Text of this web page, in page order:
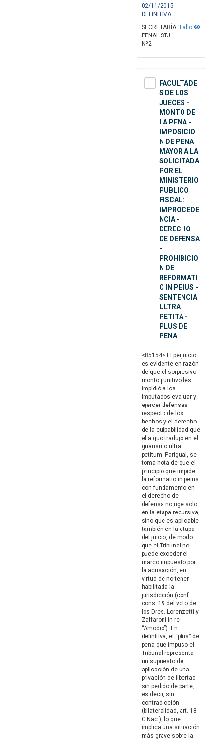
02/11/2015 -
DEFINITIVA
Fallo
SECRETARÍA
PENAL STJ
Nº2
FACULTADE
S DE LOS
JUECES -
MONTO DE
LA PENA -
IMPOSICIO
N DE PENA
MAYOR A LA
SOLICITADA
POR EL
MINISTERIO
PUBLICO
FISCAL:
IMPROCEDE
NCIA -
DERECHO
DE DEFENSA
-
PROHIBICIO
N DE
REFORMATI
O IN PEIUS -
SENTENCIA
ULTRA
PETITA -
PLUS DE
PENA
<85154> El perjuicio
es evidente en razón
de que el sorpresivo
monto punitivo les
impidió a los
imputados evaluar y
ejercer defensas
respecto de los
hechos y el derecho
de la culpabilidad que
el a quo tradujo en el
guarismo ultra
petitum. Parigual, se
toma nota de que el
principio que impide
la reformatio in peius
con fundamento en
el derecho de
defensa no rige solo
en la etapa recursiva,
sino que es aplicable
también en la etapa
del juicio, de modo
que el Tribunal no
puede exceder el
marco impuesto por
la acusación, en
virtud de no tener
habilitada la
jurisdicción (conf.
cons. 19 del voto de
los Dres. Lorenzetti y
Zaffaroni in re
“Amodio”). En
definitiva, el “plus” de
pena que impuso el
Tribunal representa
un supuesto de
aplicación de una
privación de libertad
sin pedido de parte,
es decir, sin
contradicción
(bilateralidad, art. 18
C.Nac.), lo que
implica una situación
más grave sobre la